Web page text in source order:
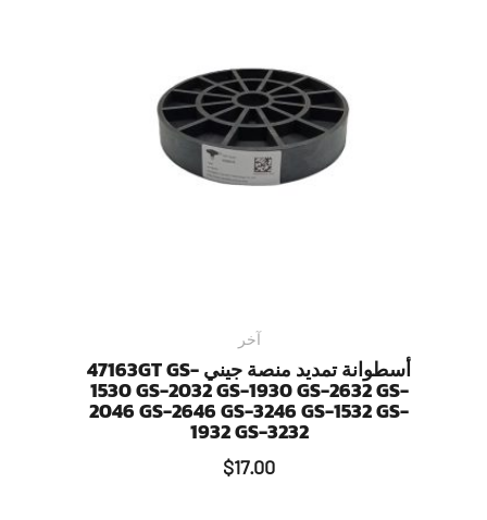
أسطوانة تمديد منصة جيني 47163GT GS-
1530 GS-2032 GS-1930 GS-2632 GS-
2046 GS-2646 GS-3246 GS-1532 GS-
1932 GS-3232
$17.00